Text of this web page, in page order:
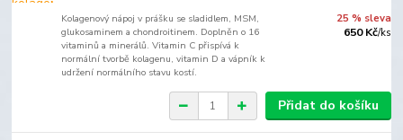
Kolagenový nápoj v prášku se sladidlem, MSM,
glukosaminem a chondroitinem. Doplněn o 16
vitaminů a minerálů. Vitamin C přispívá k
normální tvorbě kolagenu, vitamin D a vápník k
udržení normálního stavu kostí.
25 % sleva
650 Kč/ks
Přidat do košíku